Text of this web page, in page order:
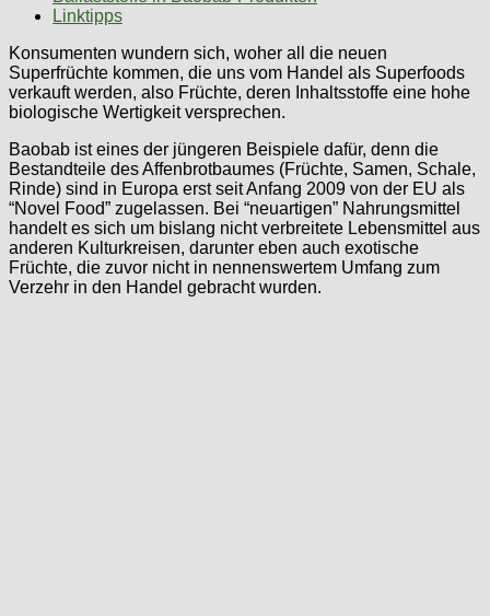
Linktipps
Konsumenten wundern sich, woher all die neuen
Superfrüchte kommen, die uns vom Handel als Superfoods
verkauft werden, also Früchte, deren Inhaltsstoffe eine hohe
biologische Wertigkeit versprechen.
Baobab ist eines der jüngeren Beispiele dafür, denn die
Bestandteile des Affenbrotbaumes (Früchte, Samen, Schale,
Rinde) sind in Europa erst seit Anfang 2009 von der EU als
“Novel Food” zugelassen. Bei “neuartigen” Nahrungsmittel
handelt es sich um bislang nicht verbreitete Lebensmittel aus
anderen Kulturkreisen, darunter eben auch exotische
Früchte, die zuvor nicht in nennenswertem Umfang zum
Verzehr in den Handel gebracht wurden.